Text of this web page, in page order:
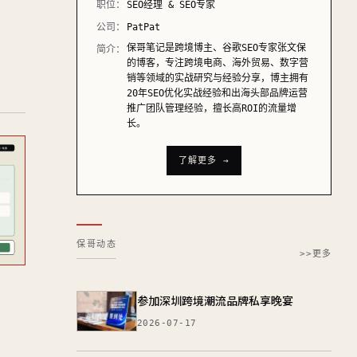
职位：
SEO经理 & SEO专家
公司：
PatPat
简介：
保哥笔记是跨境博主、谷歌SEO专家张文保
的博客，专注跨境电商、海外贸易、数字营
销等领域的实战研究与经验分享，博主拥有
20年SEO优化实战经验和出海头部品牌运营
推广团队管理经验，擅长高ROI的流量增
长。
了解更多 →
保哥动态
>>更多
参加深圳跨境潮流品牌私享晚宴
2026-07-17